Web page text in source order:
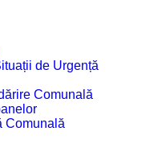
de Urgență
Comunală
Comunală